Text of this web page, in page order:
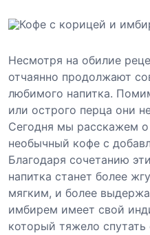
Несмотря на обилие
отчаянно продолжают
любимого напитка.
или острого перца они
Сегодня мы расскажем о
необычный кофе с
Благодаря сочетанию
напитка станет более
мягким, и более
имбирем имеет свой
который тяжело спутать